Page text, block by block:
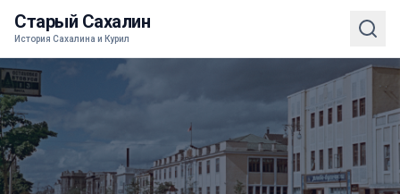
Старый Сахалин
История Сахалина и Курил